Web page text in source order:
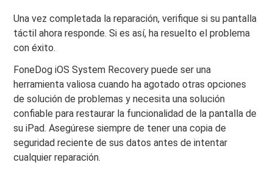
Una vez completada la reparación, verifique si su pantalla
táctil ahora responde. Si es así, ha resuelto el problema
con éxito.
FoneDog iOS System Recovery puede ser una
herramienta valiosa cuando ha agotado otras opciones
de solución de problemas y necesita una solución
confiable para restaurar la funcionalidad de la pantalla de
su iPad. Asegúrese siempre de tener una copia de
seguridad reciente de sus datos antes de intentar
cualquier reparación.